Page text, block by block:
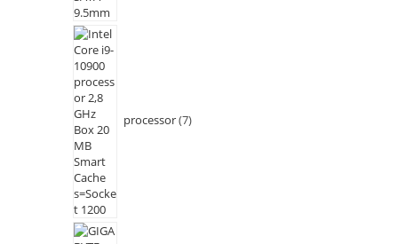
processor 7